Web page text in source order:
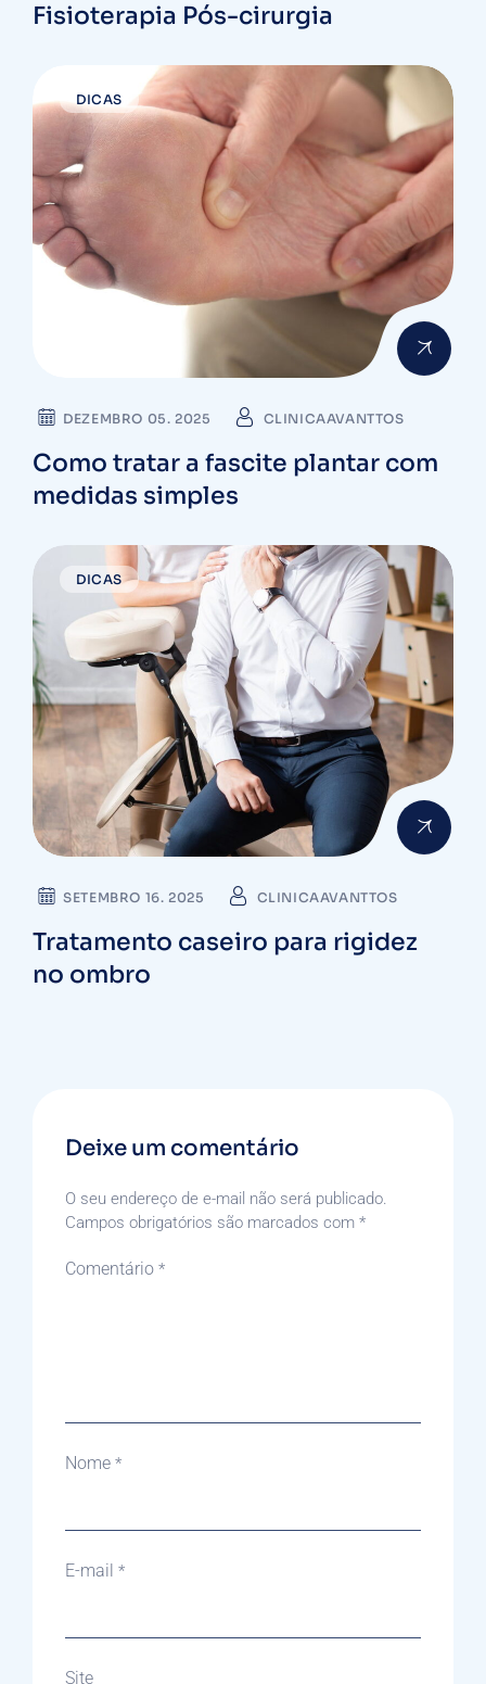
Fisioterapia Pós-cirurgia
DICAS
DEZEMBRO 05. 2025 CLINICAAVANTTOS
Como tratar a fascite plantar com
medidas simples
DICAS
SETEMBRO 16. 2025 CLINICAAVANTTOS
Tratamento caseiro para rigidez
no ombro
Deixe um comentário
O seu endereço de e-mail não será publicado.
Campos obrigatórios são marcados com *
Comentário *
Nome *
E-mail *
Site